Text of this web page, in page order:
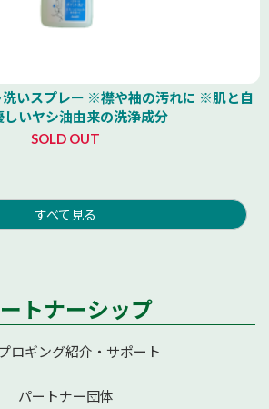
洗いスプレー ※襟や袖の汚れに ※肌と自
しいヤシ油由来の洗浄成分
SOLD OUT
すべて見る
トナーシップ
ロギング紹介・サポート
パートナー団体